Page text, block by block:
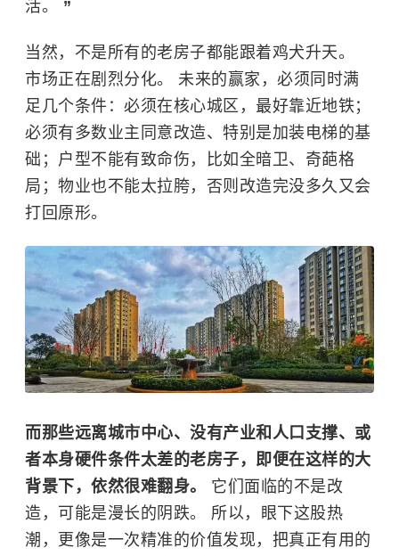
活。 ”
当然，不是所有的老房子都能跟着鸡犬升天。
市场正在剧烈分化。 未来的赢家，必须同时满
足几个条件：必须在核心城区，最好靠近地铁；
必须有多数业主同意改造、特别是加装电梯的基
础；户型不能有致命伤，比如全暗卫、奇葩格
局；物业也不能太拉胯，否则改造完没多久又会
打回原形。
而那些远离城市中心、没有产业和人口支撑、或
者本身硬件条件太差的老房子，即便在这样的大
背景下，依然很难翻身。 它们面临的不是改
造，可能是漫长的阴跌。 所以，眼下这股热
潮，更像是一次精准的价值发现，把真正有用的